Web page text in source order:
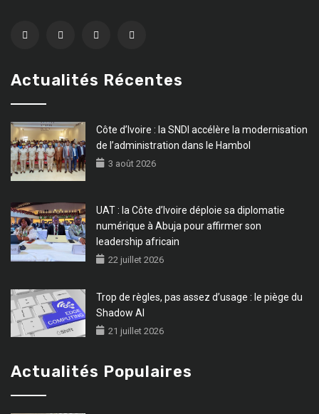
Actualités Récentes
Côte d’Ivoire : la SNDI accélère la modernisation
de l’administration dans le Hambol
3 août 2026
UAT : la Côte d’Ivoire déploie sa diplomatie
numérique à Abuja pour affirmer son
leadership africain
22 juillet 2026
Trop de règles, pas assez d’usage : le piège du
Shadow AI
21 juillet 2026
Actualités Populaires